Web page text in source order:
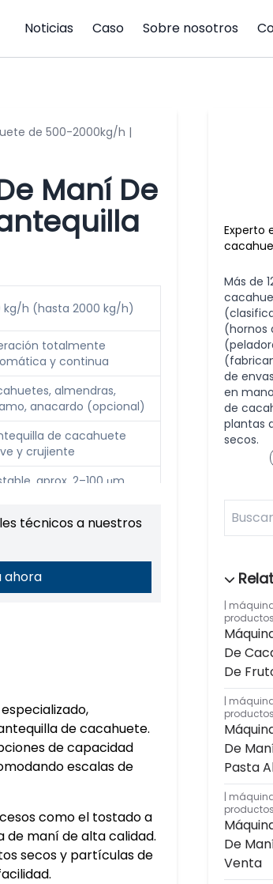
Noticias Caso Sobre nosotros
de 500-2000kg/h |
Maní De
kg/h (hasta 2000 kg/h)
totalmente
y continua
almendras,
anacardo (opcional)
de cacahuete
y crujiente
aprox. 2–100 μm
envases PET
técnicos a nuestros
ahora
de cacahuete.
de capacidad
escalas de
como el tostado a
maní de alta calidad.
secos y partículas de
Experto
Más de
(hornos
de
en
de
plantas
secos.
productos
De
De
productos
De
Pasta
productos
De
Venta